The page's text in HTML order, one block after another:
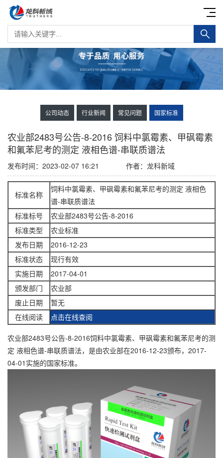
公司动态 行业新闻 常见问题 国家标准
农业部2483号公告-8-2016 饲料中氯霉素、甲砜霉素
和氟苯尼考的测定 液相色谱-串联质谱法
发布时间：2023-02-07 16:21 作者：龙科新域
标准名称
饲料中氯霉素、甲砜霉素和氟苯尼考的测定 液相色
谱-串联质谱法
标准标号
农业部2483号公告-8-2016
标准类型
农业标准
发布日期
2016-12-23
标准状态
现行有效
实施日期
2017-04-01
颁发部门
农业部
废止日期
暂无
在线阅读
点击在线查阅
农业部2483号公告-8-2016饲料中氯霉素、甲砜霉素和氟苯尼考的测
定 液相色谱-串联质谱法，是由农业部在2016-12-23颁布，2017-
04-01实施的国家标准。